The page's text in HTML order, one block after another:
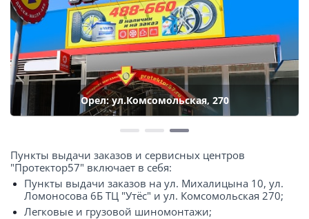
Орел: ул.Комсомольская, 270
Пункты выдачи заказов и сервисных центров
"Протектор57" включает в себя:
Пункты выдачи заказов на ул. Михалицына 10, ул.
Ломоносова 6Б ТЦ "Утёс" и ул. Комсомольская 270;
Легковые и грузовой шиномонтажи;